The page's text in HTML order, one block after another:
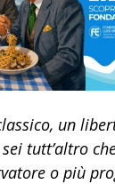
un
tutt’altro
o più